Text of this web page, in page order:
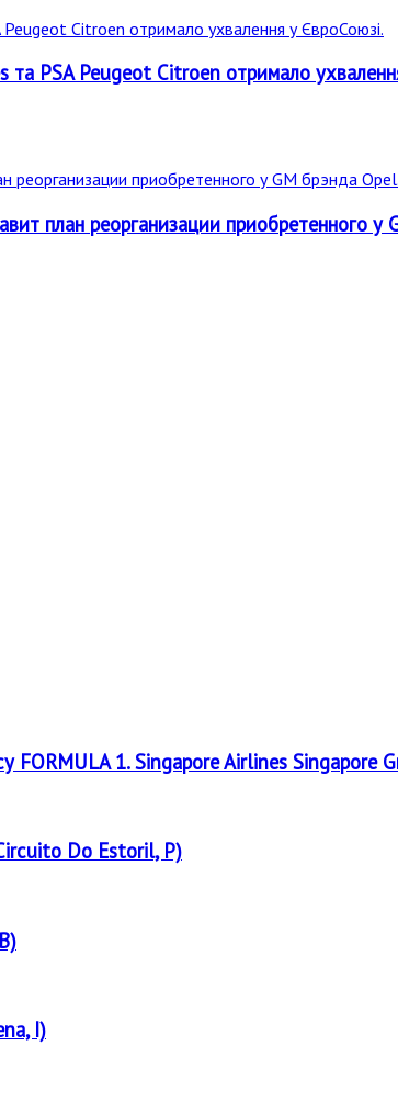
PSA Peugeot Citroen отримало
план реорганизации приобретенного у
FORMULA 1. Singapore Airlines Singapore
Do Estoril, P)
I)